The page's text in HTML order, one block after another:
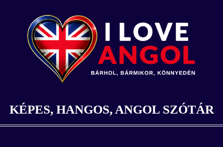
KÉPES, HANGOS, ANGOL SZÓTÁR